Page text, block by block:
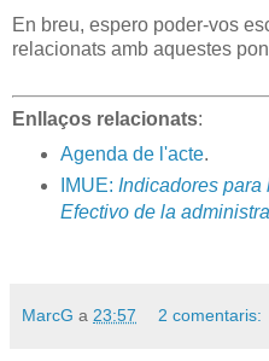
En breu, espero poder-vos
relacionats amb aquestes
Enllaços relacionats:
Agenda de l'acte.
IMUE: Indicadores
Efectivo de la
MarcG a 23:57 2 comentaris: